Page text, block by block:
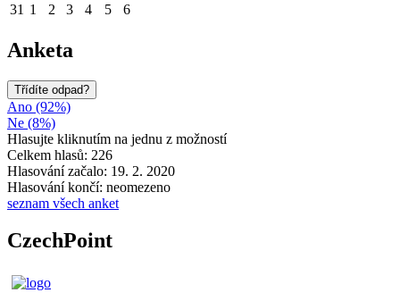
31 1 2 3 4 5 6
Anketa
Třídíte odpad?
Ano (92%)
Ne (8%)
Hlasujte kliknutím na jednu z možností
Celkem hlasů: 226
Hlasování začalo: 19. 2. 2020
Hlasování končí: neomezeno
seznam všech anket
CzechPoint